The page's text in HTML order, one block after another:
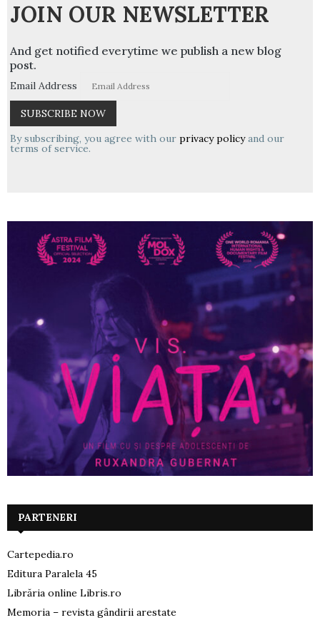
JOIN OUR NEWSLETTER
And get notified everytime we publish a new blog
post.
Email Address
By subscribing, you agree with our privacy policyand our
terms of service.
PARTENERI
Cartepedia.ro
Editura Paralela 45
Librăria online Libris.ro
Memoria – revista gândirii arestate